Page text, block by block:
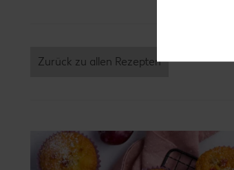
Zurück zu allen Rezepten